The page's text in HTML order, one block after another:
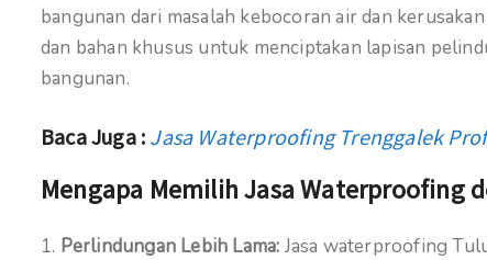
bangunan dari masalah kebocoran air dan
dan bahan khusus untuk menciptakan lapisan
bangunan.
Baca Juga : Jasa Waterproofing Trenggalek
Mengapa Memilih Jasa Waterproofing
Perlindungan Lebih Lama: Jasa waterproofing